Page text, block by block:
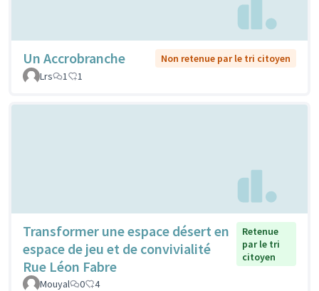
Un Accrobranche
Non retenue par le tri citoyen
Lrs
1 1
Transformer une espace désert en
espace de jeu et de convivialité
Rue Léon Fabre
Retenue
par le tri
citoyen
Mouyal 0 4